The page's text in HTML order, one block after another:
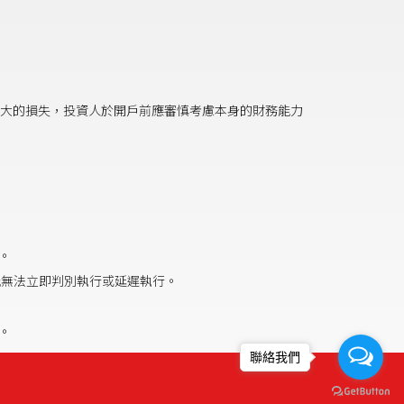
的損失，投資人於開戶前應審慎考慮本身的財務能力
法立即判別執行或延遲執行。
聯絡我們